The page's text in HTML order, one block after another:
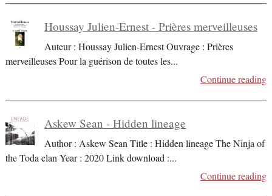
Houssay Julien-Ernest - Prières merveilleuses
Auteur : Houssay Julien-Ernest Ouvrage : Prières
merveilleuses Pour la guérison de toutes les...
Continue reading
Askew Sean - Hidden lineage
Author : Askew Sean Title : Hidden lineage The Ninja of
the Toda clan Year : 2020 Link download :...
Continue reading